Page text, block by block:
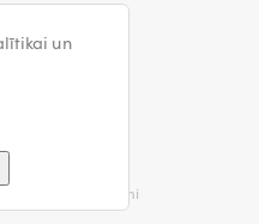
Vispārīgie noteikumi
un